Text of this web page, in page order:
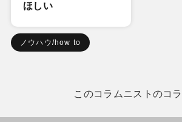
ほしい
ノウハウ/how to
このコラムニストのコ